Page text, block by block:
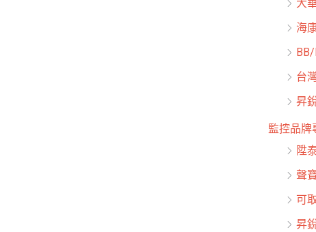
大
海
台
昇
監控品牌
陞
聲
可
昇